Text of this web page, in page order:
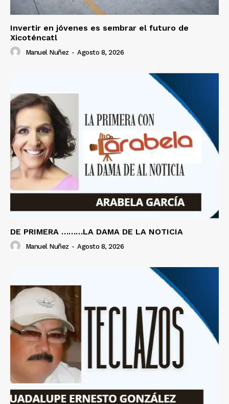
Invertir en jóvenes es sembrar el futuro de
Xicoténcatl
Manuel Nuñez - Agosto 8, 2026
DE PRIMERA ………LA DAMA DE LA NOTICIA
Manuel Nuñez - Agosto 8, 2026